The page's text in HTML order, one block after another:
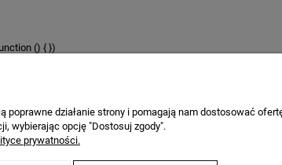
() { })
poprawne działanie strony i pomagają nam dostosować
wybierając opcję "Dostosuj zgody".
prywatności.